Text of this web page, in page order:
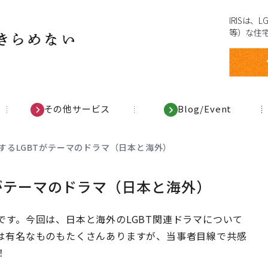
IRISは、
等）な住
その他サービス Blog/Event
るLGBTがテーマのドラマ（日本と海外）
ーマのドラマ（日本と海外）
。今回は、日本と海外のLGBT関連ドラマについて
名なものもたくさんありますが、当事者目線で共感